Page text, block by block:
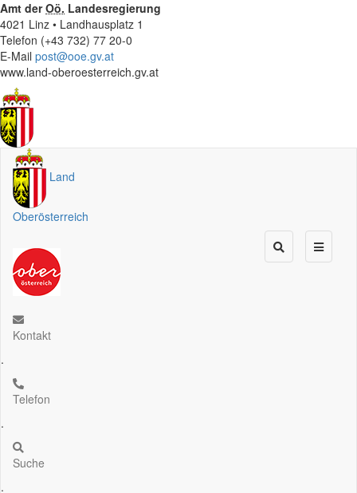
Amt derOö. Landesregierung
4021 Linz • Landhausplatz 1
Telefon (+43 732) 77 20-0
E-Mail post@ooe.gv.at
www.land-oberoesterreich.gv.at
Land
Oberösterreich
Kontakt
.
Telefon
.
Suche
.